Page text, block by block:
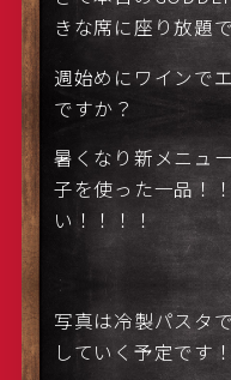
きな席に座り放題
週始めにワインで
ですか？
暑くなり新メニュ
子を使った一品！
い！！！！
写真は冷製パスタ
していく予定です